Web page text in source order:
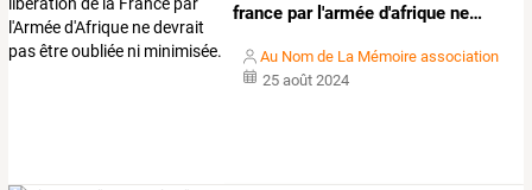
france parl'armée d'afrique ne…
Au Nom de La Mémoire association
25 août 2024